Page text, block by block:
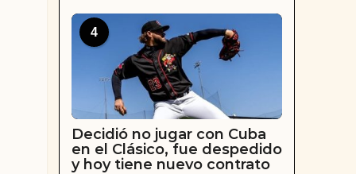
4
Decidió no jugar con Cuba
en el Clásico, fue despedido
y hoy tiene nuevo contrato